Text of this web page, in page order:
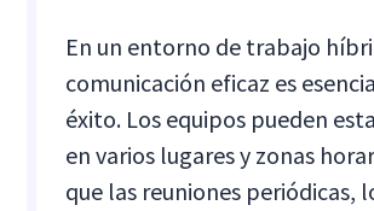
En un entorno de trabajo
comunicación eficaz es
éxito. Los equipos pueden
en varios lugares y zonas
que las reuniones periódicas,